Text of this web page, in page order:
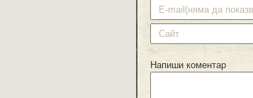
Напиши коментар